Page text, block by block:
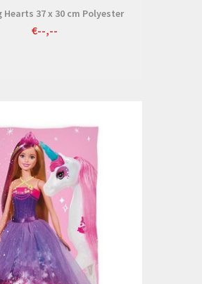
Hearts 37 x 30 cm Polyester
€--,--